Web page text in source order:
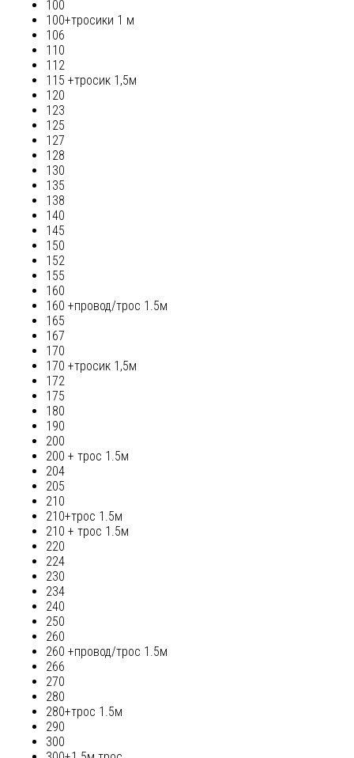
100
100+тросики 1 м
106
110
112
115 +тросик 1,5м
120
123
125
127
128
130
135
138
140
145
150
152
155
160
160 +провод/трос 1.5м
165
167
170
170 +тросик 1,5м
172
175
180
190
200
200 + трос 1.5м
204
205
210
210+трос 1.5м
210 + трос 1.5м
220
224
230
234
240
250
260
260 +провод/трос 1.5м
266
270
280
280+трос 1.5м
290
300